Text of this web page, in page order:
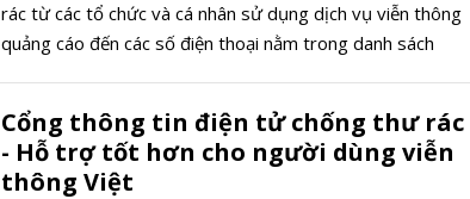
rác từ các tổ chức và cá nhân sử dụng dịch vụ viễn thông
quảng cáo đến các số điện thoại nằm trong danh sách
Cổng thông tin điện tử chống thư rác
- Hỗ trợ tốt hơn cho người dùng viễn
thông Việt